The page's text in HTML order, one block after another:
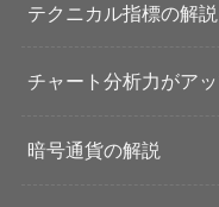
テクニカル指標の解説
チャート分析力がア
暗号通貨の解説